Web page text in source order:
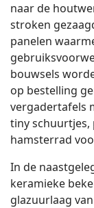
naar de
stroken
panelen
bouwsels
op bestelling
vergadertafels
tiny schuurtjes,
hamsterrad
In de
keramieke
glazuurlaag